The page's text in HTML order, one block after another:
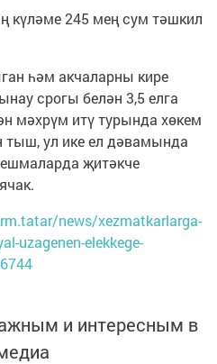
күләме 245 мең сум тәшкил
һәм акчаларны кире
срогы белән 3,5 елга
мәхрүм итү турында хөкем
тыш, ул ике ел дәвамында
җитәкче
news/xezmatkarlarga-
uzagenen-elekkege-
и интересным в